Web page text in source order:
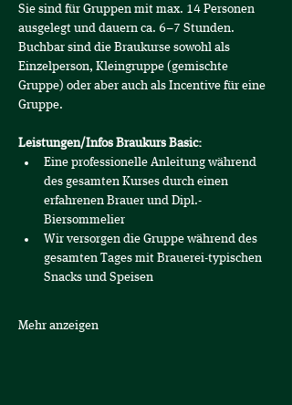
Sie sind für Gruppen mit max. 14 Personen
ausgelegt und dauern ca. 6–7 Stunden.
Buchbar sind die Braukurse sowohl als
Einzelperson, Kleingruppe (gemischte
Gruppe) oder aber auch als Incentive für eine
Gruppe.
Leistungen/Infos Braukurs Basic:
Eine professionelle Anleitung während
des gesamten Kurses durch einen
erfahrenen Brauer und Dipl.-
Biersommelier
Wir versorgen die Gruppe während des
gesamten Tages mit Brauerei-typischen
Snacks und Speisen
Mehr anzeigen